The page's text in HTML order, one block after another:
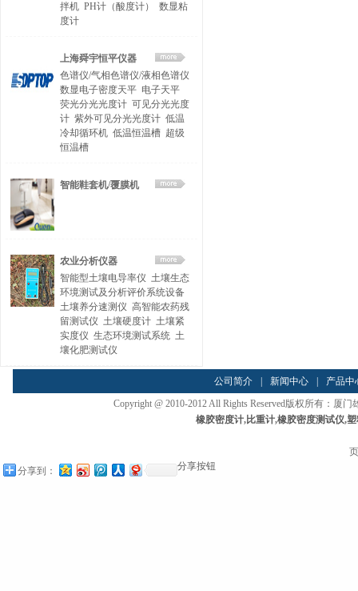
拌机 PH计（酸度计）
数显粘
度计
上海舜宇恒平仪器
色谱仪/气相色谱仪/液相色谱仪
数显电子密度天平 电子天平
荧光分光光度计 可见分光光度
计 紫外可见分光光度计 低温
冷却循环机 低温恒温槽 超级
恒温槽
智能鞋套机/覆膜机
农业分析仪器
智能型土壤电导率仪 土壤生态
环境测试及分析评价系统设备
土壤养分速测仪 高智能农药残
留测试仪 土壤硬度计 土壤紧
实度仪 生态环境测试系统 土
壤化肥测试仪
公司简介 新闻中心
产品中
Copyright @ 2010-2012 All Rights Reserved版权所有：厦
橡胶密度计,比重计,橡胶密度测试仪,塑
分享到： 分享按钮